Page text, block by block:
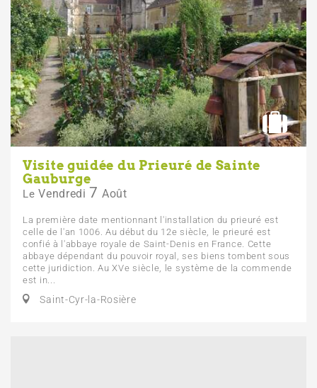
Visite guidée du Prieuré de Sainte
Gauburge
Le Vendredi 7 Août
La première date mentionnant l'installation du prieuré est
celle de l'an 1006. Au début du 12e siècle, le prieuré est
confié à l'abbaye royale de Saint-Denis en France. Cette
abbaye dépendant du pouvoir royal, ses biens tombent sous
cette juridiction. Au XVe siècle, le système de la commende
est in...
Saint-Cyr-la-Rosière